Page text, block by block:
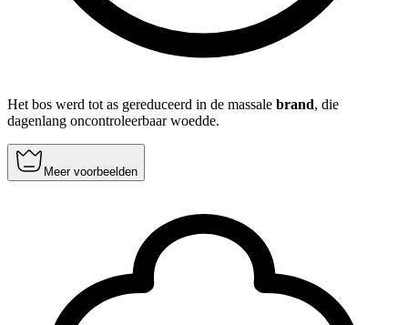
Het bos werd tot as gereduceerd in de massale brand, die
dagenlang oncontroleerbaar woedde.
Meer voorbeelden